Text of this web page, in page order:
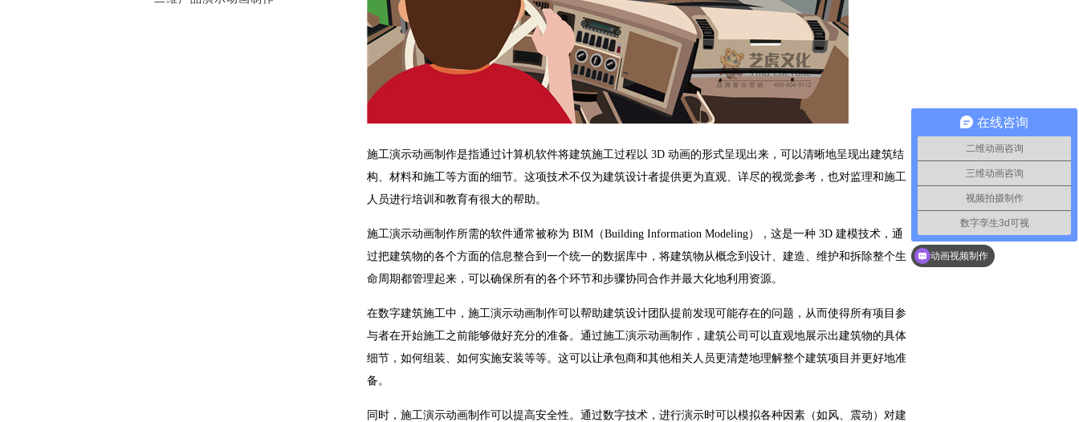
施工演示动画制作是指通过计算机软件将建筑施工过程以 3D 动画的形式呈现出来，可以清晰地呈现出建筑结
构、材料和施工等方面的细节。这项技术不仅为建筑设计者提供更为直观、详尽的视觉参考，也对监理和施工
人员进行培训和教育有很大的帮助。
施工演示动画制作所需的软件通常被称为 BIM（Building Information Modeling），这是一种 3D 建模技术，通
过把建筑物的各个方面的信息整合到一个统一的数据库中，将建筑物从概念到设计、建造、维护和拆除整个生
命周期都管理起来，可以确保所有的各个环节和步骤协同合作并最大化地利用资源。
在数字建筑施工中，施工演示动画制作可以帮助建筑设计团队提前发现可能存在的问题，从而使得所有项目参
与者在开始施工之前能够做好充分的准备。通过施工演示动画制作，建筑公司可以直观地展示出建筑物的具体
细节，如何组装、如何实施安装等等。这可以让承包商和其他相关人员更清楚地理解整个建筑项目并更好地准
备。
同时，施工演示动画制作可以提高安全性。通过数字技术，进行演示时可以模拟各种因素（如风、震动）对建
在线咨询
二维动画咨询
三维动画咨询
视频拍摄制作
数字孪生3d可视
动画视频制作
你们是怎么收费的呢？